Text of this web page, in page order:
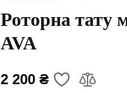
Роторна тату
AVA
2 200 ₴